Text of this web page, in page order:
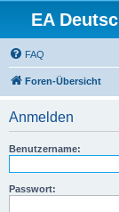
EA
FAQ
Foren-Übersicht
Anmelden
Benutzername:
Passwort: